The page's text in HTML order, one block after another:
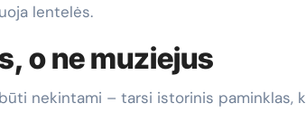
lentelės.
o ne muziejus
nekintami – tarsi istorinis paminklas,